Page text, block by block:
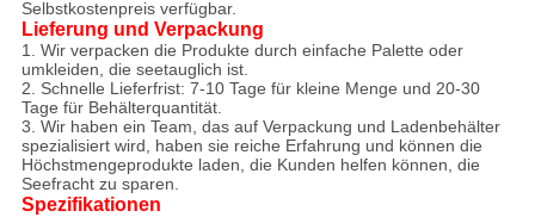
Selbstkostenpreis verfügbar.
Lieferung und Verpackung
1. Wir verpacken die Produkte durch einfache Palette oder
umkleiden, die seetauglich ist.
2. Schnelle Lieferfrist: 7-10 Tage für kleine Menge und 20-30
Tage für Behälterquantität.
3. Wir haben ein Team, das auf Verpackung und Ladenbehälter
spezialisiert wird, haben sie reiche Erfahrung und können die
Höchstmengeprodukte laden, die Kunden helfen können, die
Seefracht zu sparen.
Spezifikationen